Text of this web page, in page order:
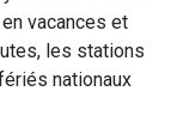
vacances et
les stations
nationaux